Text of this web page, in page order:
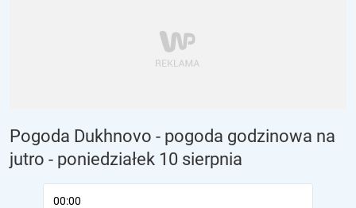
Pogoda Dukhnovo - pogoda godzinowa na
jutro - poniedziałek 10 sierpnia
00:00